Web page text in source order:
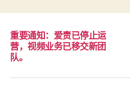
重要通知：爱责已停止运
营，视频业务已移交新团
队。